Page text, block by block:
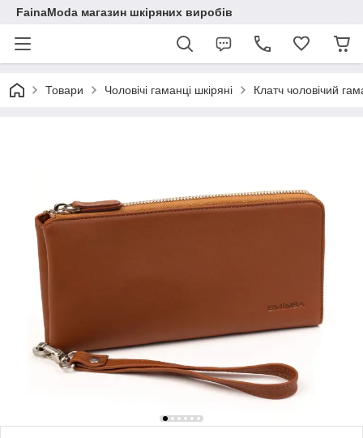
FainaModa магазин шкіряних виробів
Товари Чоловічі гаманці шкіряні Клатч чоловічий